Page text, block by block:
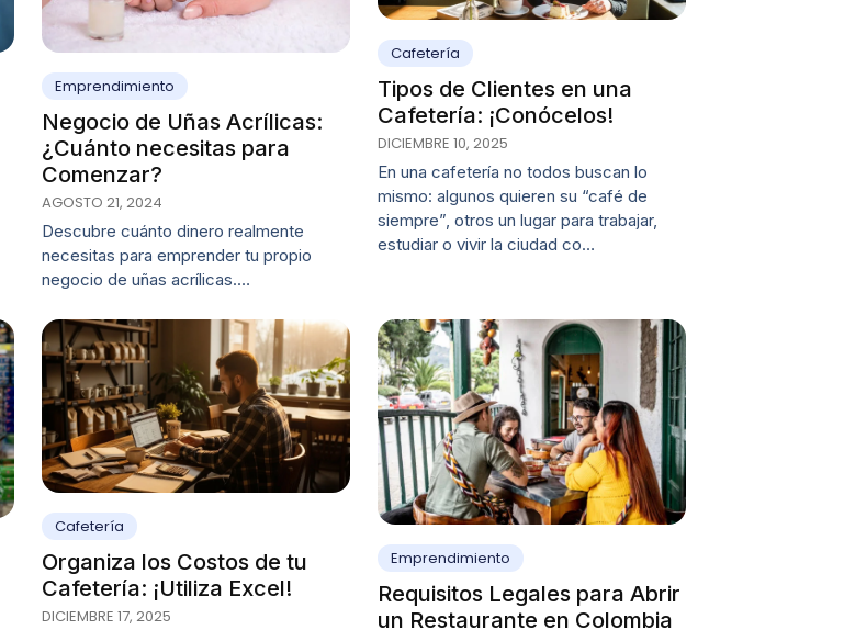
Emprendimiento
Negocio de Uñas Acrílicas:
¿Cuánto necesitas para
Comenzar?
AGOSTO 21, 2024
Descubre cuánto dinero realmente
necesitas para emprender tu propio
negocio de uñas acrílicas.…
Cafetería
Tipos de Clientes en una
Cafetería: ¡Conócelos!
DICIEMBRE 10, 2025
En una cafetería no todos buscan lo
mismo: algunos quieren su “café de
siempre”, otros un lugar para trabajar,
estudiar o vivir la ciudad co…
Cafetería
Organiza los Costos de tu
Cafetería: ¡Utiliza Excel!
DICIEMBRE 17, 2025
Emprendimiento
Requisitos Legales para Abrir
un Restaurante en Colombia